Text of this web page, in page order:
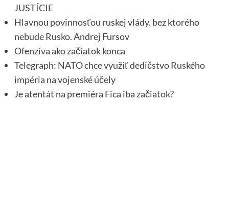
JUSTÍCIE
Hlavnou povinnosťou ruskej vlády. bez ktorého
nebude Rusko. Andrej Fursov
Ofenzíva ako začiatok konca
Telegraph: NATO chce využiť dedičstvo Ruského
impéria na vojenské účely
Je atentát na premiéra Fica iba začiatok?